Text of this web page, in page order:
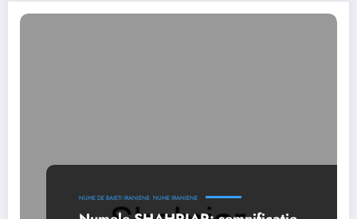
NUME DE BAIETI IRANIENE NUME IRANIENE